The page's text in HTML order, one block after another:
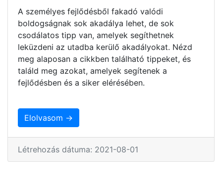
A személyes fejlődésből fakadó valódi
boldogságnak sok akadálya lehet, de sok
csodálatos tipp van, amelyek segíthetnek
leküzdeni az utadba kerülő akadályokat. Nézd
meg alaposan a cikkben található tippeket, és
találd meg azokat, amelyek segítenek a
fejlődésben és a siker elérésében.
Elolvasom →
Létrehozás dátuma: 2021-08-01